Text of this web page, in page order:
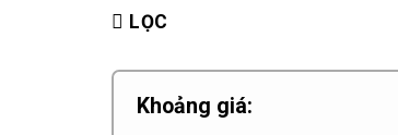
LỌC
Khoảng giá: